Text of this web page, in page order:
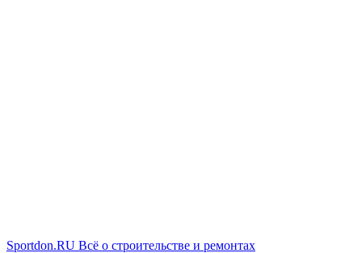
Sportdon.RU Всё о строительстве и ремонтах